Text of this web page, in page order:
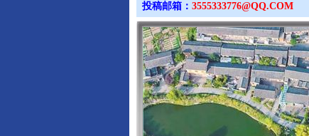
投稿邮箱： 3555333776@QQ.COM